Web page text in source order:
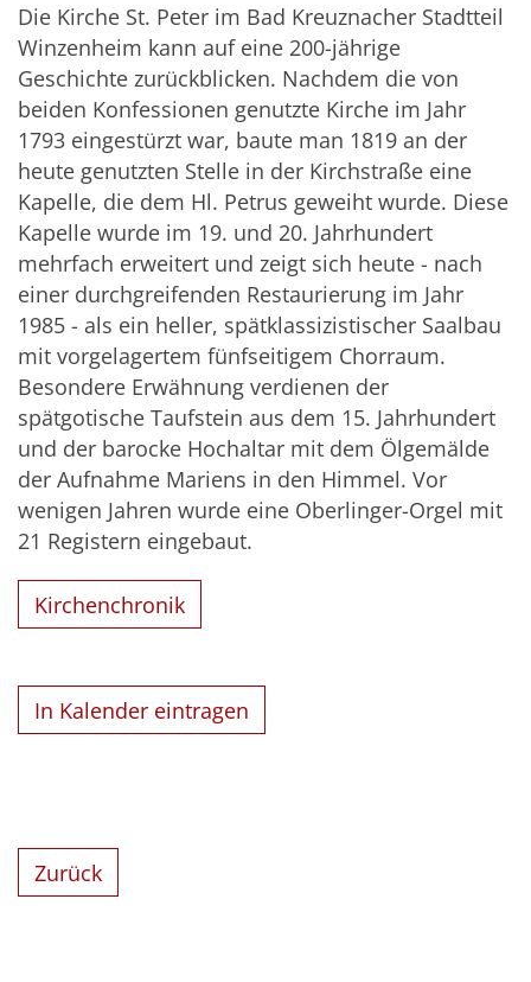
Die Kirche St. Peter im Bad Kreuznacher Stadtteil
Winzenheim kann auf eine 200-jährige
Geschichte zurückblicken. Nachdem die von
beiden Konfessionen genutzte Kirche im Jahr
1793 eingestürzt war, baute man 1819 an der
heute genutzten Stelle in der Kirchstraße eine
Kapelle, die dem Hl. Petrus geweiht wurde. Diese
Kapelle wurde im 19. und 20. Jahrhundert
mehrfach erweitert und zeigt sich heute - nach
einer durchgreifenden Restaurierung im Jahr
1985 - als ein heller, spätklassizistischer Saalbau
mit vorgelagertem fünfseitigem Chorraum.
Besondere Erwähnung verdienen der
spätgotische Taufstein aus dem 15. Jahrhundert
und der barocke Hochaltar mit dem Ölgemälde
der Aufnahme Mariens in den Himmel. Vor
wenigen Jahren wurde eine Oberlinger-Orgel mit
21 Registern eingebaut.
Kirchenchronik
In Kalender eintragen
Zurück